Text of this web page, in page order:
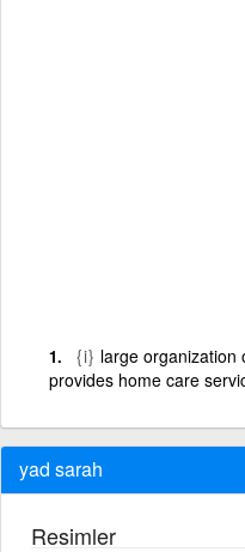
{i} large organization
provides home care
yad sarah
Resimler